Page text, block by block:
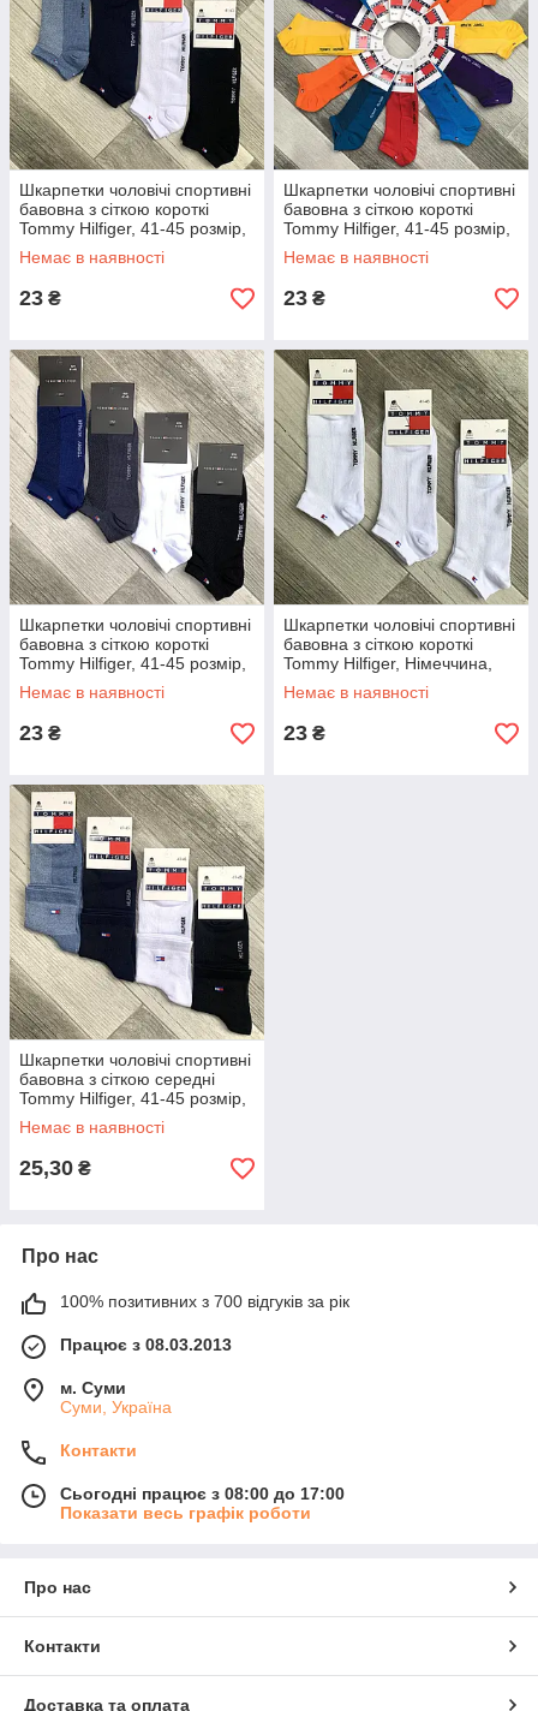
Шкарпетки чоловічі спортивні
бавовна з сіткою короткі
Tommy Hilfiger, 41-45 розмір,
асорті, 04452
Немає в наявності
23 ₴
Шкарпетки чоловічі спортивні
бавовна з сіткою короткі
Tommy Hilfiger, 41-45 розмір,
асорті, 04453
Немає в наявності
23 ₴
Шкарпетки чоловічі спортивні
бавовна з сіткою короткі
Tommy Hilfiger, 41-45 розмір,
асорті, 04451
Немає в наявності
23 ₴
Шкарпетки чоловічі спортивні
бавовна з сіткою короткі
Tommy Hilfiger, Німеччина,
білі, 10171
Немає в наявності
23 ₴
Шкарпетки чоловічі спортивні
бавовна з сіткою середні
Tommy Hilfiger, 41-45 розмір,
асорті, 04454
Немає в наявності
25,30 ₴
Про нас
100% позитивних з 700 відгуків за рік
Працює з 08.03.2013
м. Суми
Суми, Україна
Контакти
Сьогодні працює з 08:00 до 17:00
Показати весь графік роботи
Про нас
Контакти
Доставка та оплата